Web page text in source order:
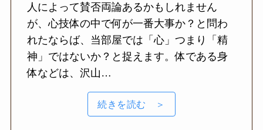
人によって賛否両論あるかもしれません
が、心技体の中で何が一番大事か？と問わ
れたならば、当部屋では「心」つまり「精
神」ではないか？と捉えます。体である身
体などは、沢山…
続きを読む ＞